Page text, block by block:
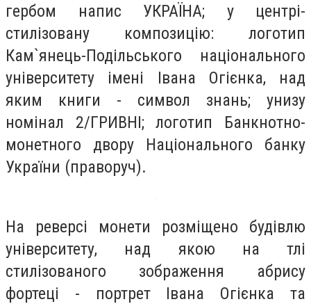
гербом напис УКРАЇНА; у центрі-
стилізовану композицію: логотип
Кам`янець-Подільського національного
університету імені Івана Огієнка, над
яким книги - символ знань; унизу
номінал 2/ГРИВНІ; логотип Банкнотно-
монетного двору Національного банку
України (праворуч).
На реверсі монети розміщено будівлю
університету, над якою на тлі
стилізованого зображення абрису
фортеці - портрет Івана Огієнка та